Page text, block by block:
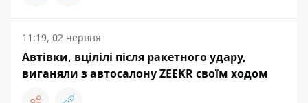
11:19, 02 червня
Автівки, вцілілі після ракетного удару,
виганяли з автосалону ZEEKR своїм ходом